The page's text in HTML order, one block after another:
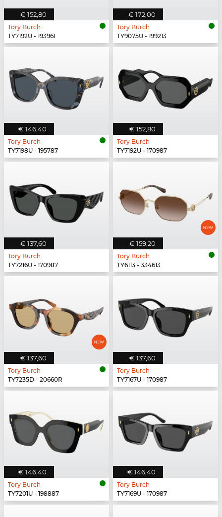
€ 152,80
Tory Burch
TY7192U - 19396I
€ 172,00
Tory Burch
TY9075U - 199213
€ 146,40
Tory Burch
TY7198U - 195787
€ 152,80
Tory Burch
TY7192U - 170987
€ 137,60
Tory Burch
TY7216U - 170987
€ 159,20
Tory Burch
TY6113 - 334613
€ 137,60
Tory Burch
TY7235D - 20660R
€ 137,60
Tory Burch
TY7167U - 170987
€ 146,40
Tory Burch
TY7201U - 198887
€ 146,40
Tory Burch
TY7169U - 170987